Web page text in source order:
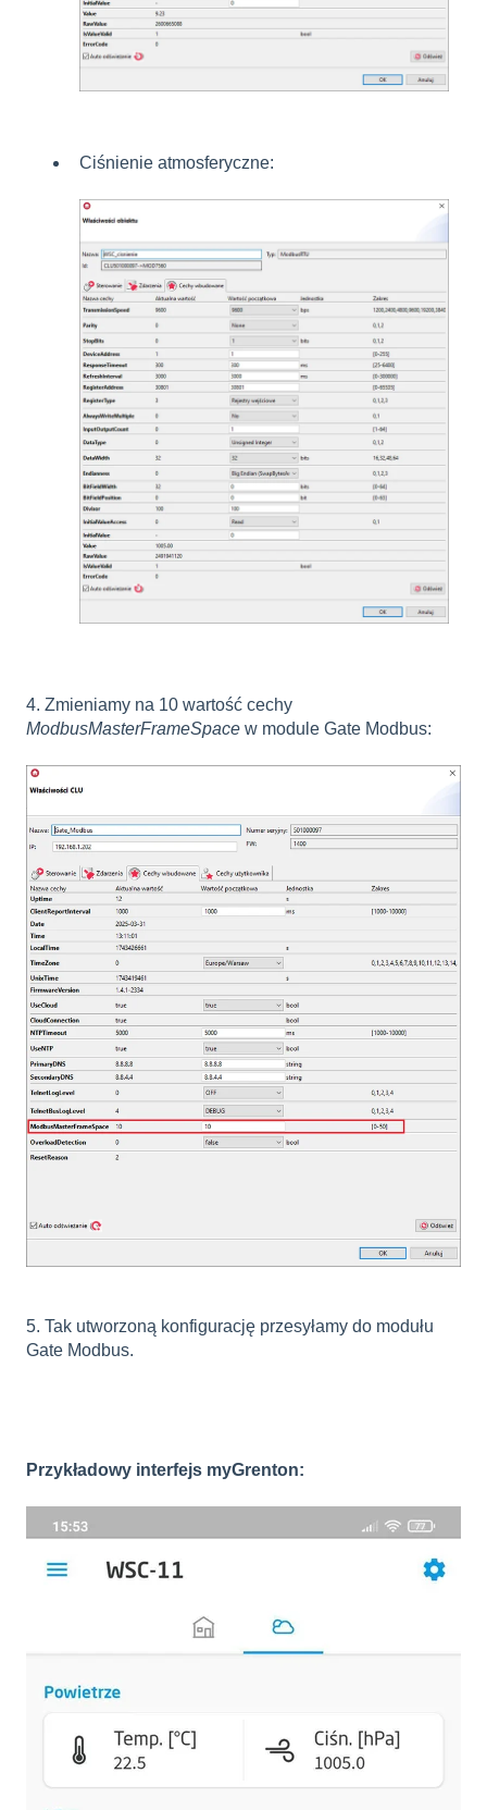
Ciśnienie atmosferyczne:
4. Zmieniamy na 10 wartość cechy
ModbusMasterFrameSpace w module Gate Modbus:
5. Tak utworzoną konfigurację przesyłamy do modułu
Gate Modbus.
Przykładowy interfejs myGrenton: